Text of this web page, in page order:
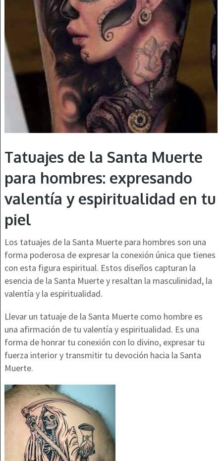
Tatuajes de la Santa Muerte
para hombres: expresando
valentía y espiritualidad en tu
piel
Los tatuajes de la Santa Muerte para hombres son una
forma poderosa de expresar la conexión única que tienes
con esta figura espiritual. Estos diseños capturan la
esencia de la Santa Muerte y resaltan la masculinidad, la
valentía y la espiritualidad.
Llevar un tatuaje de la Santa Muerte como hombre es
una afirmación de tu valentía y espiritualidad. Es una
forma de honrar tu conexión con lo divino, expresar tu
fuerza interior y transmitir tu devoción hacia la Santa
Muerte.